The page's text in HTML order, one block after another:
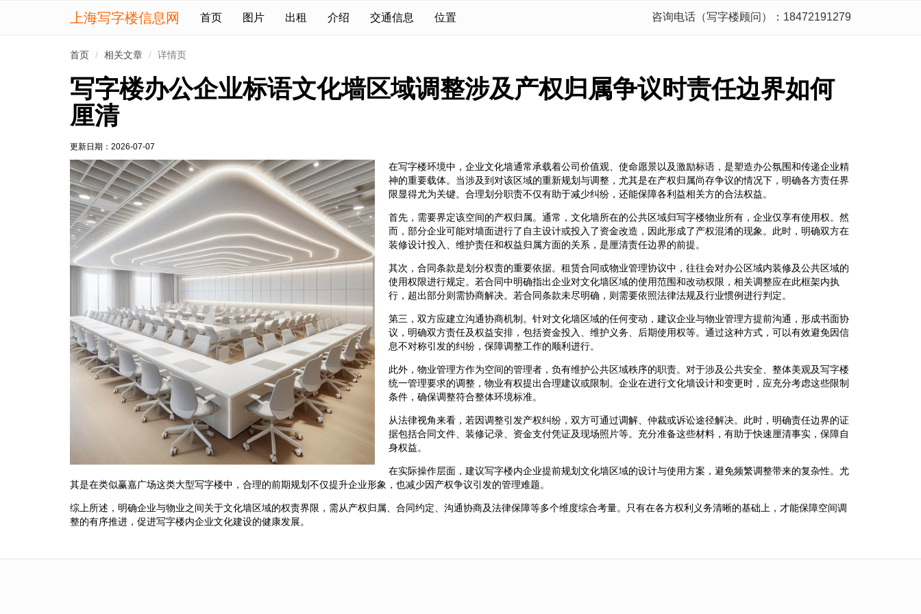
上海写字楼信息网 首页 图片 出租 介绍 交通信息 位置 咨询电话（写字楼顾问）：18472191279
首页 相关文章 详情页
写字楼办公企业标语文化墙区域调整涉及产权归属争议时责任边界如何
厘清
更新日期： 2026-07-07
在写字楼环境中，企业文化墙通常承载着公司价值观、使命愿景以及激励标语，是塑造办公氛围和传递企业精
神的重要载体。当涉及到对该区域的重新规划与调整，尤其是在产权归属尚存争议的情况下，明确各方责任界
限显得尤为关键。合理划分职责不仅有助于减少纠纷，还能保障各利益相关方的合法权益。
首先，需要界定该空间的产权归属。通常，文化墙所在的公共区域归写字楼物业所有，企业仅享有使用权。然
而，部分企业可能对墙面进行了自主设计或投入了资金改造，因此形成了产权混淆的现象。此时，明确双方在
装修设计投入、维护责任和权益归属方面的关系，是厘清责任边界的前提。
其次，合同条款是划分权责的重要依据。租赁合同或物业管理协议中，往往会对办公区域内装修及公共区域的
使用权限进行规定。若合同中明确指出企业对文化墙区域的使用范围和改动权限，相关调整应在此框架内执
行，超出部分则需协商解决。若合同条款未尽明确，则需要依照法律法规及行业惯例进行判定。
第三，双方应建立沟通协商机制。针对文化墙区域的任何变动，建议企业与物业管理方提前沟通，形成书面协
议，明确双方责任及权益安排，包括资金投入、维护义务、后期使用权等。通过这种方式，可以有效避免因信
息不对称引发的纠纷，保障调整工作的顺利进行。
此外，物业管理方作为空间的管理者，负有维护公共区域秩序的职责。对于涉及公共安全、整体美观及写字楼
统一管理要求的调整，物业有权提出合理建议或限制。企业在进行文化墙设计和变更时，应充分考虑这些限制
条件，确保调整符合整体环境标准。
从法律视角来看，若因调整引发产权纠纷，双方可通过调解、仲裁或诉讼途径解决。此时，明确责任边界的证
据包括合同文件、装修记录、资金支付凭证及现场照片等。充分准备这些材料，有助于快速厘清事实，保障自
身权益。
在实际操作层面，建议写字楼内企业提前规划文化墙区域的设计与使用方案，避免频繁调整带来的复杂性。尤
其是在类似赢嘉广场这类大型写字楼中，合理的前期规划不仅提升企业形象，也减少因产权争议引发的管理难题。
综上所述，明确企业与物业之间关于文化墙区域的权责界限，需从产权归属、合同约定、沟通协商及法律保障等多个维度综合考量。只有在各方权利义务清晰的基础上，才能保障空间调
整的有序推进，促进写字楼内企业文化建设的健康发展。